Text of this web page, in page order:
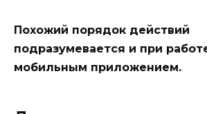
Похожий порядок действий
подразумевается и при
мобильным приложением.